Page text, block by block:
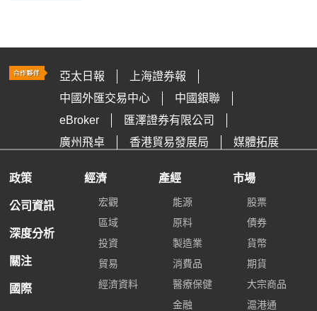
亞太日報
上海證券報
中國外匯交易中心
中國銀聯
eBroker
匯澤證券有限公司
廣州飛卓
香港貿易發展局 媒體拓展
政策
公司資訊
深度分析
關注
國際
經濟
宏觀
區域
投資
貿易
經濟資料
產經
能源
原料
製造業
消費品
醫療保健
金融
市場
股票
債券
貨幣
期貨
大宗商品
滬港通